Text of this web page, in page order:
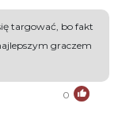
targować, bo fakt
graczem
0